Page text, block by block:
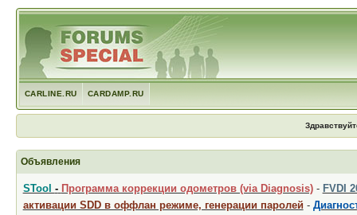
CARLINE.RU CARDAMP.RU
Объявления
STool - Программа коррекции одометров (via Diagnosis)- FVDI
активации SDD в оффлан режиме, генерации паролей -